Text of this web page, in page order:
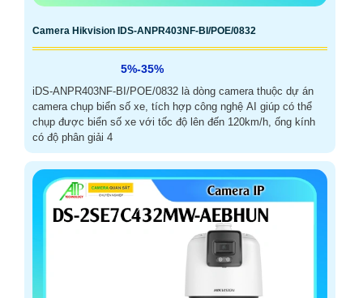
Camera Hikvision IDS-ANPR403NF-BI/POE/0832
5%-35%
iDS-ANPR403NF-BI/POE/0832 là dòng camera thuộc dự án
camera chụp biển số xe, tích hợp công nghệ AI giúp có thể
chụp được biển số xe với tốc độ lên đến 120km/h, ống kính
có độ phân giải 4